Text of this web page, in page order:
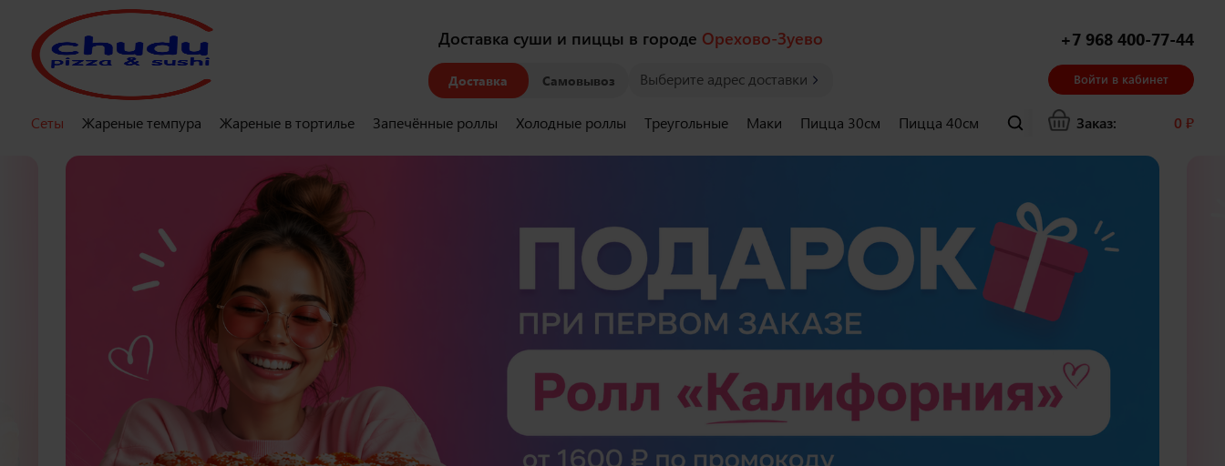
Доставка суши и пиццы в городе Орехово-Зуево
Доставка Самовывоз Выберите адрес доставки
+7 968 400-77-44
Войти в кабинет
Заказ: 0 ₽
Сеты Жареные темпура Жареные в тортилье Запечённые роллы Холодные роллы Треугольные Маки Пицца 30см Пицца 40см Суши и гунканы Хачапури